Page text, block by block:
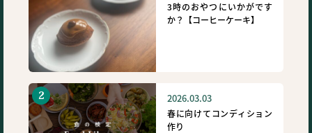
3時のおやつにいかがです
か？【コーヒーケーキ】
2026.03.03
春に向けてコンディション
作り